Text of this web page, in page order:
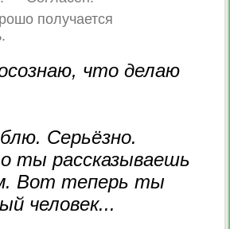
получается
что делаю
Серьёзно.
ты рассказываешь
Вот теперь ты
человек...